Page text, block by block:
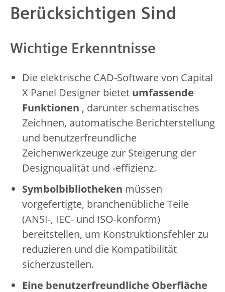
Berücksichtigen Sind
Wichtige Erkenntnisse
Die elektrische CAD-Software von Capital
X Panel Designer bietet umfassende
Funktionen , darunter schematisches
Zeichnen, automatische Berichterstellung
und benutzerfreundliche
Zeichenwerkzeuge zur Steigerung der
Designqualität und -effizienz.
Symbolbibliotheken müssen
vorgefertigte, branchenübliche Teile
(ANSI-, IEC- und ISO-konform)
bereitstellen, um Konstruktionsfehler zu
reduzieren und die Kompatibilität
sicherzustellen.
Eine benutzerfreundliche Oberfläche